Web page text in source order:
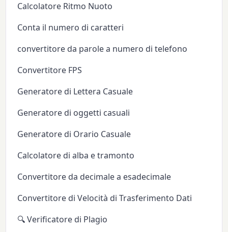
Calcolatore Ritmo Nuoto
Conta il numero di caratteri
convertitore da parole a numero di telefono
Convertitore FPS
Generatore di Lettera Casuale
Generatore di oggetti casuali
Generatore di Orario Casuale
Calcolatore di alba e tramonto
Convertitore da decimale a esadecimale
Convertitore di Velocità di Trasferimento Dati
🔍 Verificatore di Plagio